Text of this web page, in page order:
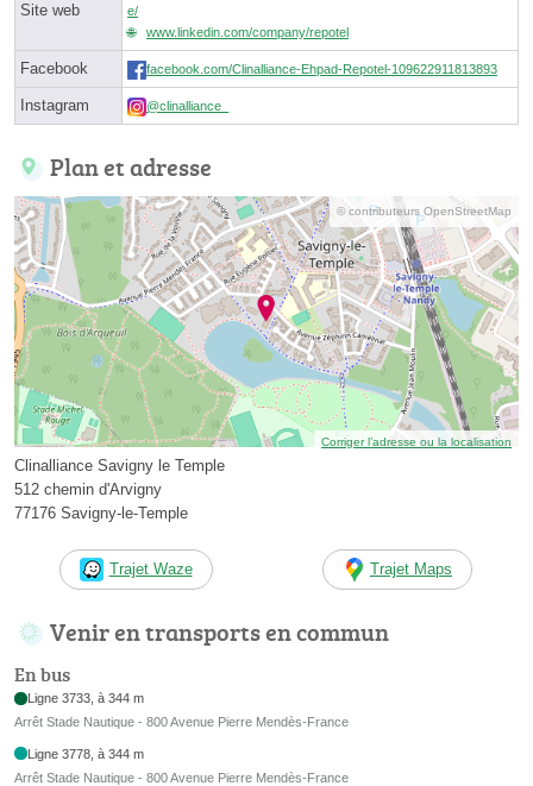
Site web
e/
www.linkedin.com/company/repotel
Facebook facebook.com/Clinalliance-Ehpad-Repotel-109622911813893
Instagram @clinalliance_
Plan et adresse
© contributeurs OpenStreetMap
Corriger l’adresse ou la localisation
Clinalliance Savigny le Temple
512 chemin d'Arvigny
77176 Savigny-le-Temple
Trajet Waze Trajet Maps
Venir en transports en commun
En bus
Ligne 3733, à 344 m
Arrêt Stade Nautique - 800 Avenue Pierre Mendès-France
Ligne 3778, à 344 m
Arrêt Stade Nautique - 800 Avenue Pierre Mendès-France